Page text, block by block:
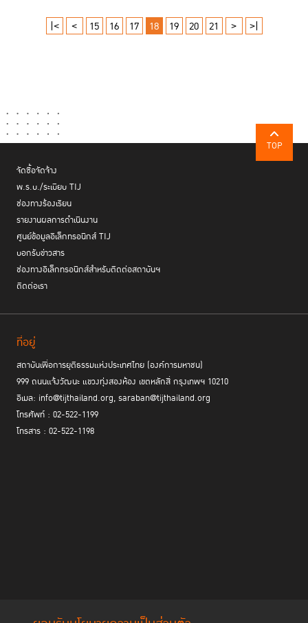
|< < 15 16 17 18 19 20 21 > >|
TOP
จัดซื้อจัดจ้าง
พ.ร.บ./ระเบียบ TIJ
ช่องทางร้องเรียน
รายงานผลการดำเนินงาน
ศูนย์ข้อมูลอิเล็กทรอนิกส์ TIJ
บอกรับข่าวสาร
ช่องทางอิเล็กทรอนิกส์สำหรับติดต่อสถาบันฯ
ติดต่อเรา
ที่อยู่
สถาบันเพื่อการยุติธรรมแห่งประเทศไทย (องค์การมหาชน)
999 ถนนแจ้งวัฒนะ แขวงทุ่งสองห้อง เขตหลักสี่ กรุงเทพฯ 10210
อีเมล: info@tijthailand.org, saraban@tijthailand.org
โทรศัพท์ : 02-522-1199
โทรสาร : 02-522-1198